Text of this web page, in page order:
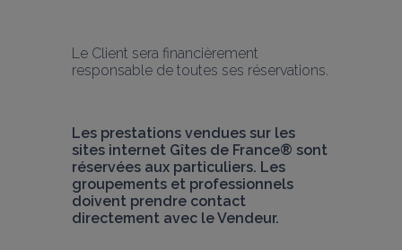
Le Client sera financièrement
responsable de toutes ses réservations.
Les prestations vendues sur les
sites internet Gîtes de France® sont
réservées aux particuliers. Les
groupements et professionnels
doivent prendre contact
directement avec le Vendeur.